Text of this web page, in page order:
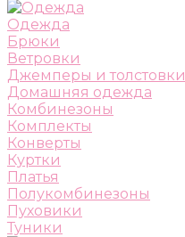
Одежда
Брюки
Ветровки
Джемперы и толстовки
Домашняя одежда
Комбинезоны
Комплекты
Конверты
Куртки
Платья
Полукомбинезоны
Пуховики
Туники